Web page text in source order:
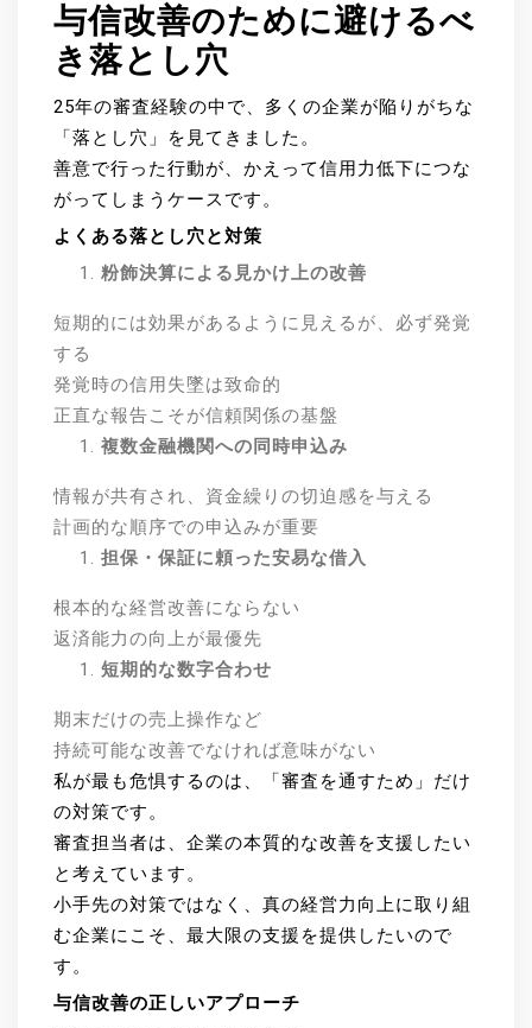
与信改善のために避けるべ
き落とし穴
25年の審査経験の中で、多くの企業が陥りがちな
「落とし穴」を見てきました。
善意で行った行動が、かえって信用力低下につな
がってしまうケースです。
よくある落とし穴と対策
粉飾決算による見かけ上の改善
短期的には効果があるように見えるが、必ず発覚
する
発覚時の信用失墜は致命的
正直な報告こそが信頼関係の基盤
複数金融機関への同時申込み
情報が共有され、資金繰りの切迫感を与える
計画的な順序での申込みが重要
担保・保証に頼った安易な借入
根本的な経営改善にならない
返済能力の向上が最優先
短期的な数字合わせ
期末だけの売上操作など
持続可能な改善でなければ意味がない
私が最も危惧するのは、「審査を通すため」だけ
の対策です。
審査担当者は、企業の本質的な改善を支援したい
と考えています。
小手先の対策ではなく、真の経営力向上に取り組
む企業にこそ、最大限の支援を提供したいので
す。
与信改善の正しいアプローチ